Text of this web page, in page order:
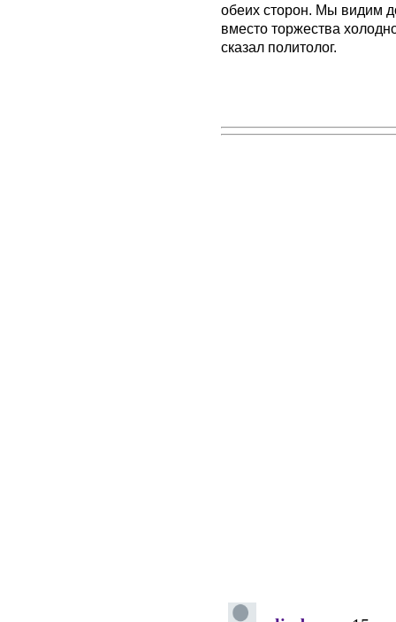
обеих сторон. Мы видим
вместо торжества
сказал политолог.